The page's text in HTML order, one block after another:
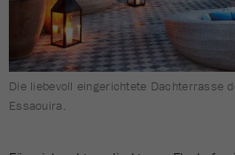
Die liebevoll eingerichtete Dachterrasse
Essaouira.